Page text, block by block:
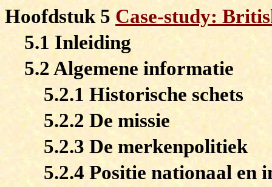
Hoofdstuk 5 Case-study:
5.1 Inleiding
5.2 Algemene informatie
5.2.1 Historische schets
5.2.2 De missie
5.2.3 De merkenpolitiek
5.2.4 Positie nationaal en